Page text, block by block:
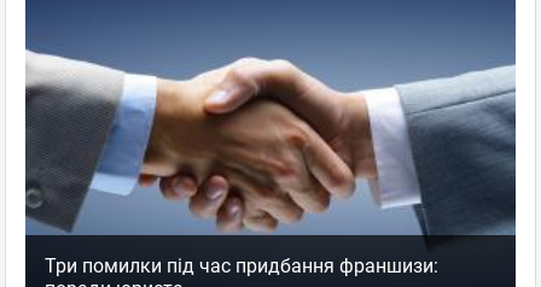
Три помилки під час придбання франшизи: